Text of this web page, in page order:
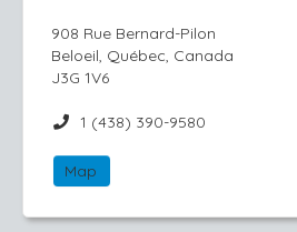
908 Rue Bernard-Pilon
Beloeil, Québec, Canada
J3G 1V6
1 (438) 390-9580
Map